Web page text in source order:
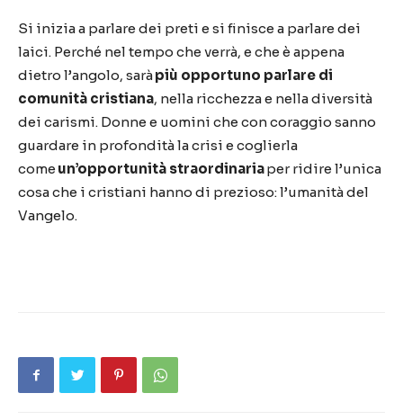
Si inizia a parlare dei preti e si finisce a parlare dei
laici. Perché nel tempo che verrà, e che è appena
dietro l’angolo, saràpiù opportuno parlare di
comunità cristiana, nella ricchezza e nella diversità
dei carismi. Donne e uomini che con coraggio sanno
guardare in profondità la crisi e coglierla
come un’opportunità straordinariaper ridire l’unica
cosa che i cristiani hanno di prezioso: l’umanità del
Vangelo.